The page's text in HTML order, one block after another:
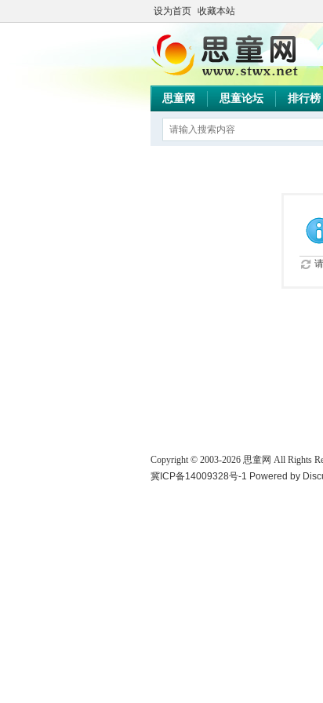
设为首页 收藏本站
思童网 思童论坛 排行榜
Copyright © 2003-2026 思童网 All Rights
冀ICP备14009328号-1 Powered by